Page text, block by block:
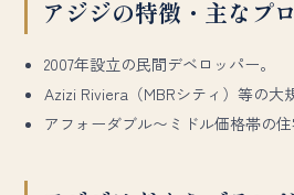
アジジの特徴・主なプ
2007年設立の民間デベロッパー。
Azizi Riviera（MBRシティ）等の大
アフォーダブル〜ミドル価格帯の住